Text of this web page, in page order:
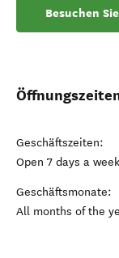
Besuchen
Geschäftszeiten:
Open 7 days a week
Geschäftsmonate:
All months of the